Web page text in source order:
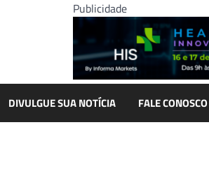
Publicidade
DIVULGUE SUA NOTÍCIA FALE CONOSCO